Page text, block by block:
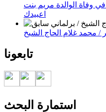
وفاة الوالدة مريم بنت
اعبيدك
/ محمد غلام الحاج الشيخ
تابعونا
استمارة البحث